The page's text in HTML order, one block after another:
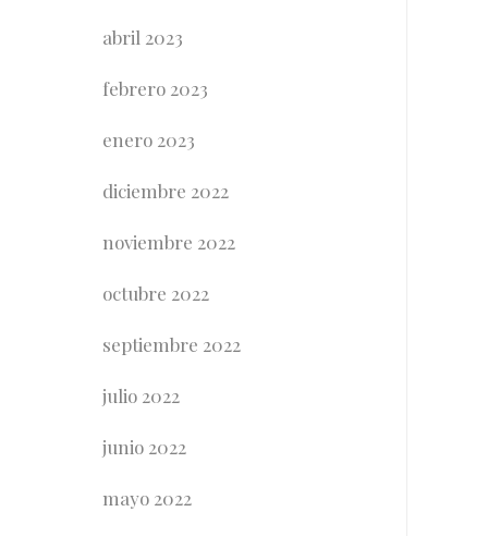
abril 2023
febrero 2023
enero 2023
diciembre 2022
noviembre 2022
octubre 2022
septiembre 2022
julio 2022
junio 2022
mayo 2022